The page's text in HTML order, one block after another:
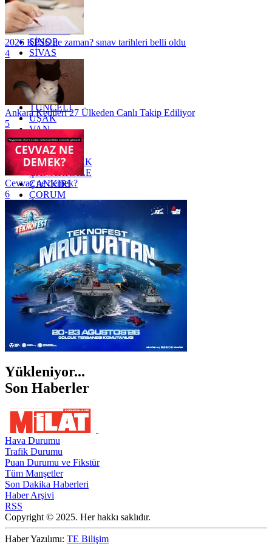
RİZE
SAKARYA
SAMSUN
SİNOP
SİVAS
SİİRT
TEKİRDAĞ
TOKAT
TRABZON
TUNCELİ
UŞAK
VAN
YALOVA
YOZGAT
ZONGULDAK
ÇANAKKALE
ÇANKIRI
ÇORUM
İSTANBUL
İZMİR
ŞANLIURFA
ŞIRNAK
2026 KPSS ne zaman? sınav tarihleri belli oldu
4
Ankara Kedileri 27 Ülkeden Canlı Takip Ediliyor
5
Cevvaz ne demek?
6
Yükleniyor...
Son Haberler
Hava Durumu
Trafik Durumu
Puan Durumu ve Fikstür
Tüm Manşetler
Son Dakika Haberleri
Haber Arşivi
RSS
Copyright © 2025. Her hakkı saklıdır.
Haber Yazılımı: TE Bilişim